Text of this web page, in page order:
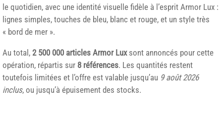
le quotidien, avec une identité visuelle fidèle à l’esprit Armor Lux :
lignes simples, touches de bleu, blanc et rouge, et un style très
« bord de mer ».
Au total, 2 500 000 articles Armor Luxsont annoncés pour cette
opération, répartis sur 8 références. Les quantités restent
toutefois limitées et l’offre est valable jusqu’au 9 août 2026
inclus, ou jusqu’à épuisement des stocks.